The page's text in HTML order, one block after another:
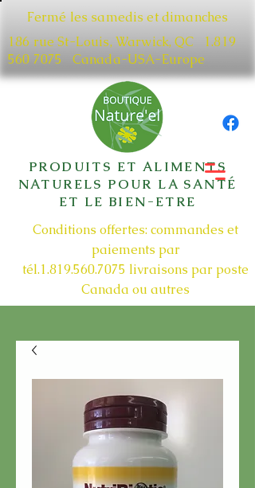
Fermé les samedis et dimanches
186 rue St-Louis, Warwick, QC​ 1.819
560 7075
Canada-USA-Europe
PRODUITS ET ALIMENTS
NATURELS POUR LA SANTÉ
ET LE BIEN-ETRE
Conditions offertes: commandes et
paiements par
tél.1.819.560.7075 livraisons par poste
Canada ou autres